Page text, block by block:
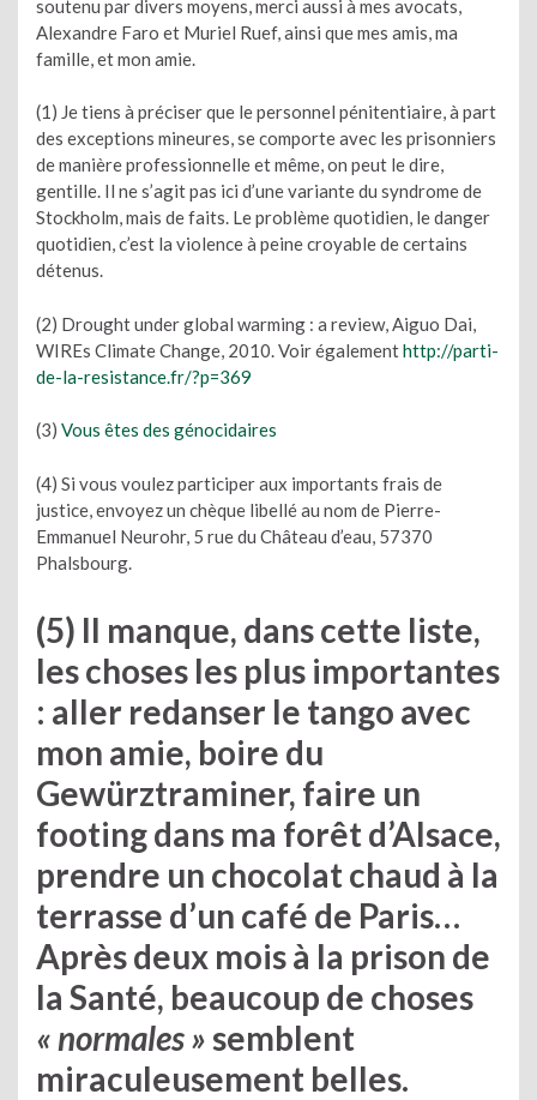
soutenu par divers moyens, merci aussi à mes avocats,
Alexandre Faro et Muriel Ruef, ainsi que mes amis, ma
famille, et mon amie.
(1) Je tiens à préciser que le personnel pénitentiaire, à part
des exceptions mineures, se comporte avec les prisonniers
de manière professionnelle et même, on peut le dire,
gentille. Il ne s’agit pas ici d’une variante du syndrome de
Stockholm, mais de faits. Le problème quotidien, le danger
quotidien, c’est la violence à peine croyable de certains
détenus.
(2) Drought under global warming : a review, Aiguo Dai,
WIREs Climate Change, 2010. Voir égalementhttp://parti-
de-la-resistance.fr/?p=369
(3) Vous êtes des génocidaires
(4) Si vous voulez participer aux importants frais de
justice, envoyez un chèque libellé au nom de Pierre-
Emmanuel Neurohr, 5 rue du Château d’eau, 57370
Phalsbourg.
(5) Il manque, dans cette liste,
les choses les plus importantes
: aller redanser le tango avec
mon amie, boire du
Gewürztraminer, faire un
footing dans ma forêt d’Alsace,
prendre un chocolat chaud à la
terrasse d’un café de Paris…
Après deux mois à la prison de
la Santé, beaucoup de choses
« normales »semblent
miraculeusement belles.